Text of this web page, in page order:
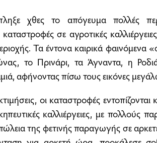
χθες το απόγευμα πολλές
σε αγροτικές
Τα έντονα καιρικά φαινόμενα
το Πρινάρι, τα Άγναντα, η
αφήνοντας πίσω τους εικόνες
οι καταστροφές
καλλιέργειες, με πολλούς
της φετινής παραγωγής σε